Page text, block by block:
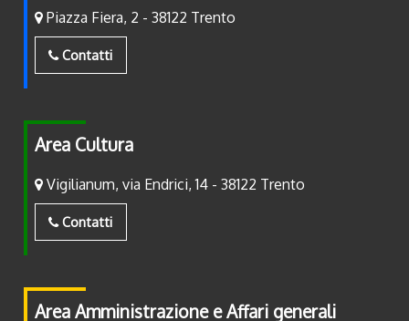
Piazza Fiera, 2 - 38122 Trento
Contatti
Area Cultura
Vigilianum, via Endrici, 14 - 38122 Trento
Contatti
Area Amministrazione e Affari generali